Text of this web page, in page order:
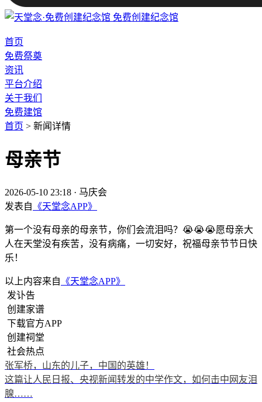
免费创建纪念馆
首页
免费祭奠
资讯
平台介绍
关于我们
免费建馆
首页 > 新闻详情
母亲节
2026-05-10 23:18 · 马庆会
发表自 《天堂念APP》
第一个没有母亲的母亲节，你们会流泪吗？😭😭😭愿母亲大
人在天堂没有疾苦，没有病痛，一切安好，祝福母亲节节日快
乐！
以上内容来自 《天堂念APP》
发讣告
创建家谱
下载官方APP
创建祠堂
社会热点
张军桥，山东的儿子，中国的英雄！
这篇让人民日报、央视新闻转发的中学作文，如何击中网友泪
腺……